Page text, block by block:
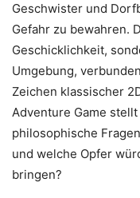
Geschwister und
Gefahr zu bewahren.
Geschicklichkeit,
Umgebung,
Zeichen klassischer
Adventure Game
philosophische
und welche Opfer
bringen?